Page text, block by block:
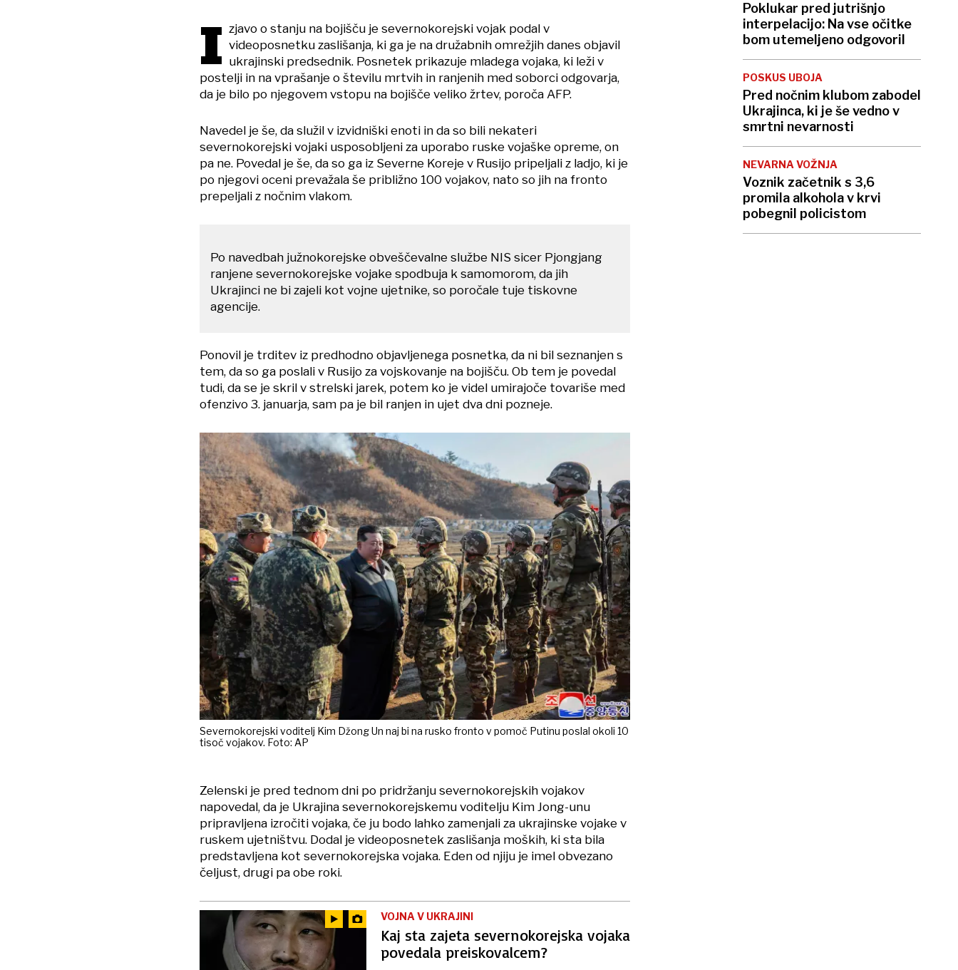
I zjavo o stanju na bojišču je severnokorejski vojak podal v
videoposnetku zaslišanja, ki ga je na družabnih omrežjih danes objavil
ukrajinski predsednik. Posnetek prikazuje mladega vojaka, ki leži v
postelji in na vprašanje o številu mrtvih in ranjenih med soborci odgovarja,
da je bilo po njegovem vstopu na bojišče veliko žrtev, poroča AFP.
Navedel je še, da služil v izvidniški enoti in da so bili nekateri
severnokorejski vojaki usposobljeni za uporabo ruske vojaške opreme, on
pa ne. Povedal je še, da so ga iz Severne Koreje v Rusijo pripeljali z ladjo, ki je
po njegovi oceni prevažala še približno 100 vojakov, nato so jih na fronto
prepeljali z nočnim vlakom.
Po navedbah južnokorejske obveščevalne službe NIS sicer Pjongjang
ranjene severnokorejske vojake spodbuja k samomorom, da jih
Ukrajinci ne bi zajeli kot vojne ujetnike, so poročale tuje tiskovne
agencije.
Ponovil je trditev iz predhodno objavljenega posnetka, da ni bil seznanjen s
tem, da so ga poslali v Rusijo za vojskovanje na bojišču. Ob tem je povedal
tudi, da se je skril v strelski jarek, potem ko je videl umirajoče tovariše med
ofenzivo 3. januarja, sam pa je bil ranjen in ujet dva dni pozneje.
Severnokorejski voditelj Kim Džong Un naj bi na rusko fronto v pomoč Putinu poslal okoli 10
tisoč vojakov. Foto: AP
Zelenski je pred tednom dni po pridržanju severnokorejskih vojakov
napovedal, da je Ukrajina severnokorejskemu voditelju Kim Jong-unu
pripravljena izročiti vojaka, če ju bodo lahko zamenjali za ukrajinske vojake v
ruskem ujetništvu. Dodal je videoposnetek zaslišanja moških, ki sta bila
predstavljena kot severnokorejska vojaka. Eden od njiju je imel obvezano
čeljust, drugi pa obe roki.
VOJNA V UKRAJINI
Kaj sta zajeta severnokorejska vojaka
povedala preiskovalcem?
Poklukar pred jutrišnjo
interpelacijo: Na vse očitke
bom utemeljeno odgovoril
POSKUS UBOJA
Pred nočnim klubom zabodel
Ukrajinca, ki je še vedno v
smrtni nevarnosti
NEVARNA VOŽNJA
Voznik začetnik s 3,6
promila alkohola v krvi
pobegnil policistom